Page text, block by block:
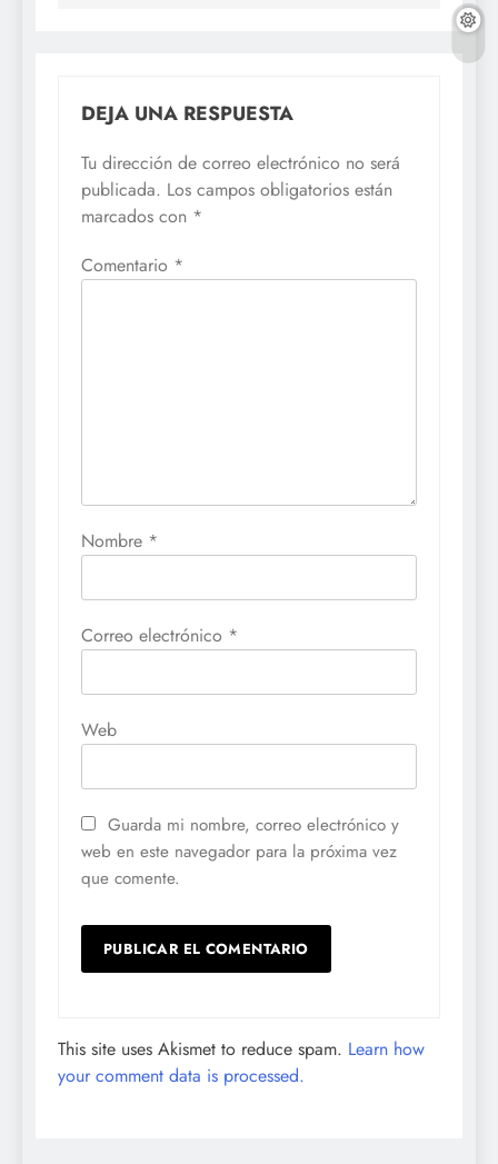
DEJA UNA RESPUESTA
Tu dirección de correo electrónico no será
publicada. Los campos obligatorios están
marcados con *
Comentario *
Nombre *
Correo electrónico *
Web
Guarda mi nombre, correo electrónico y
web en este navegador para la próxima vez
que comente.
This site uses Akismet to reduce spam. Learn how
your comment data is processed.